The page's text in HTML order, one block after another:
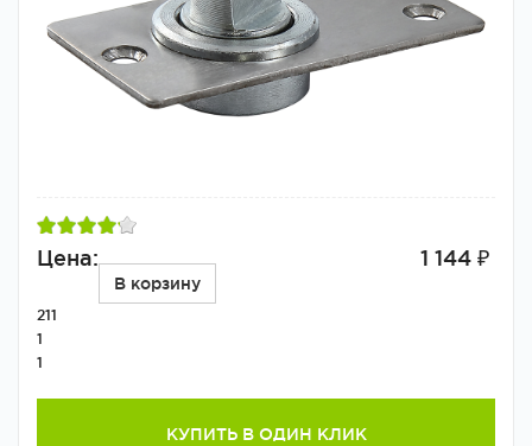
Цена: 1 144 ₽
В корзину
211
1
1
КУПИТЬ В ОДИН КЛИК